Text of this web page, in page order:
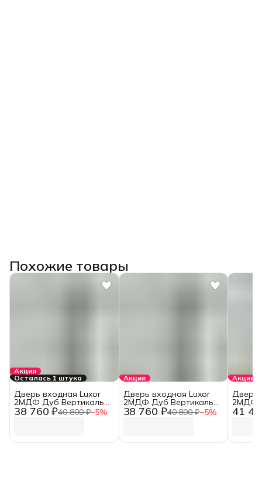
Похожие товары
Акция
Осталась 1 штука
38 760 ₽40 800 ₽−5%
Дверь входная Luxor
2МДФ Дуб Вертикаль
НЕО Сатин Черный/
Акция
38 760 ₽40 800 ₽−5%
Дверь входная Luxor
2МДФ Дуб Вертикаль
НЕО Сатин Черный/
Акция
41
Дверь
2МДФ